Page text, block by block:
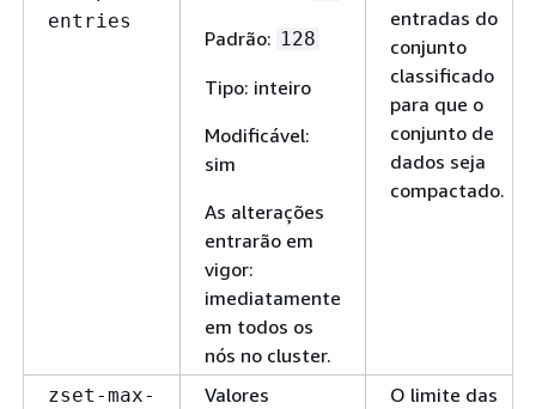
entries
Padrão: 128
Tipo: inteiro
Modificável:
sim
As alterações
entrarão em
vigor:
imediatamente
em todos os
nós no cluster.
entradas do
conjunto
classificado
para que o
conjunto de
dados seja
compactado.
zset-max-
Valores
O limite das